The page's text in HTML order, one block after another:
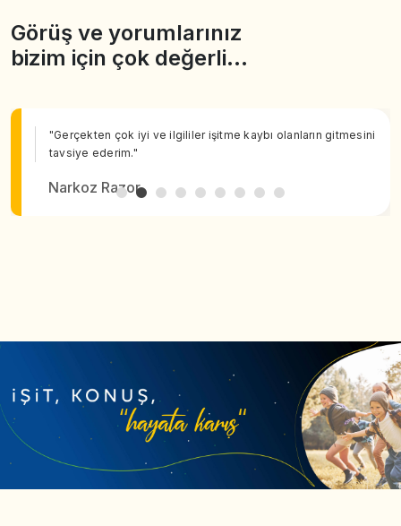
Görüş ve yorumlarınız
bizim için çok değerli…
"Gerçekten çok iyi ve ilgililer işitme kaybı olanların gitmesini
tavsiye ederim."
Narkoz Razor